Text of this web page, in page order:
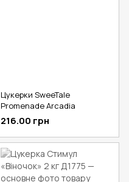
Цукерки SweeTale
Promenade Arcadia
216.00 грн